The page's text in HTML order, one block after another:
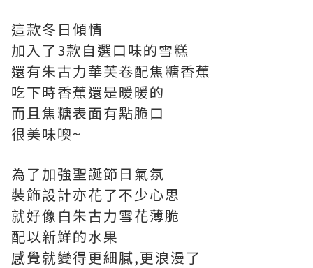
這款冬日傾情
加入了3款自選口味的雪糕
還有朱古力華芙卷配焦糖香蕉
吃下時香蕉還是暖暖的
而且焦糖表面有點脆口
很美味噢~
為了加強聖誕節日氣氛
裝飾設計亦花了不少心思
就好像白朱古力雪花薄脆
配以新鮮的水果
感覺就變得更細膩,更浪漫了